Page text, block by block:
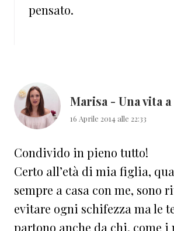
pensato.
Marisa - Una vita
16 Aprile 2014 alle 22:33
Condivido in pieno tutto!
Certo all’età di mia figlia,
sempre a casa con me, sono
evitare ogni schifezza ma le
partono anche da chi, come i